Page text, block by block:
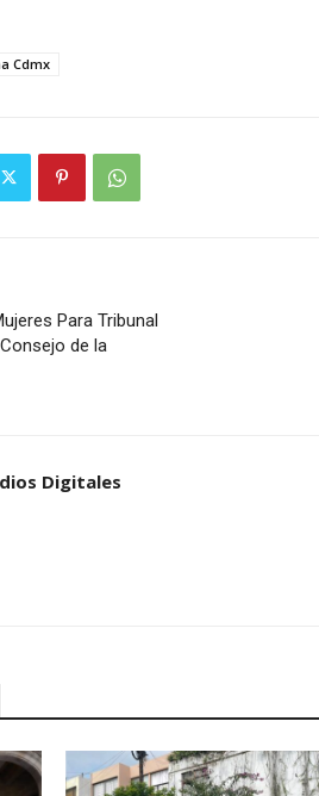
Cdmx
Para Tribunal
de la
Digitales